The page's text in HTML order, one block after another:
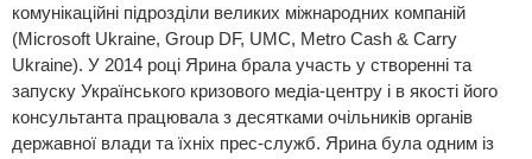
комунікаційні підрозділи великих міжнародних компаній
(Microsoft Ukraine, Group DF, UMC, Metro Cash & Carry
Ukraine). У 2014 році Ярина брала участь у створенні та
запуску Українського кризового медіа-центру і в якості його
консультанта працювала з десятками очільників органів
державної влади та їхніх прес-служб. Ярина була одним із